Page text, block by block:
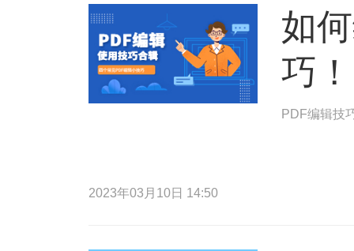
如
巧！
PDF编辑技
2023年03月10日 14:50